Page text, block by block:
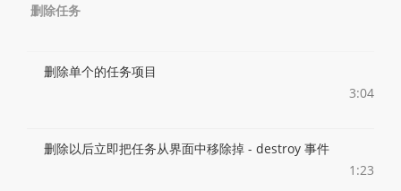
删除任务
删除单个的任务项目
3:04
删除以后立即把任务从界面中移除掉 - destroy 事件
1:23